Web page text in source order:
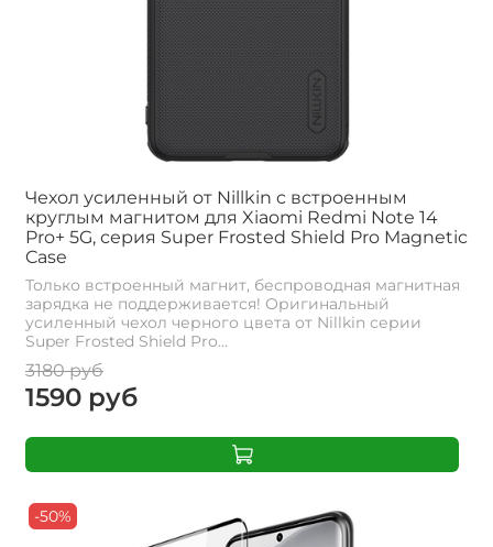
Чехол усиленный от Nillkin c встроенным
круглым магнитом для Xiaomi Redmi Note 14
Pro+ 5G, серия Super Frosted Shield Pro Magnetic
Case
Только встроенный магнит, беспроводная магнитная
зарядка не поддерживается! Оригинальный
усиленный чехол черного цвета от Nillkin серии
Super Frosted Shield Pro...
3180 руб
1590 руб
-50%